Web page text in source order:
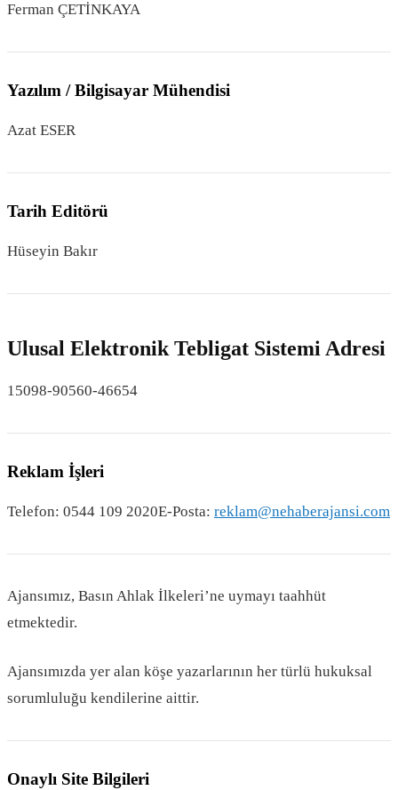
Ferman ÇETİNKAYA
Yazılım / Bilgisayar Mühendisi
Azat ESER
Tarih Editörü
Hüseyin Bakır
Ulusal Elektronik Tebligat Sistemi Adresi
15098-90560-46654
Reklam İşleri
Telefon: 0544 109 2020E-Posta: reklam@nehaberajansi.com
Ajansımız, Basın Ahlak İlkeleri’ne uymayı taahhüt
etmektedir.
Ajansımızda yer alan köşe yazarlarının her türlü hukuksal
sorumluluğu kendilerine aittir.
Onaylı Site Bilgileri